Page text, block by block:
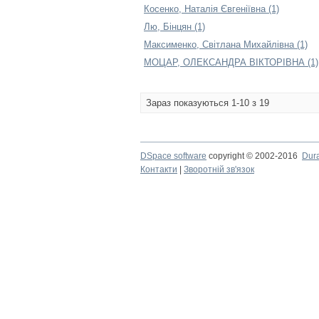
Косенко, Наталія Євгеніївна (1)
Лю, Бінцян (1)
Максименко, Світлана Михайлівна (1)
МОЦАР, ОЛЕКСАНДРА ВІКТОРІВНА (1)
Зараз показуються 1-10 з 19
DSpace software copyright © 2002-2016
Контакти
Зворотній зв'язок